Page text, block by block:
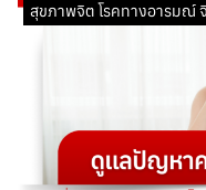
สุขภาพจิต โรคทางอารมณ์